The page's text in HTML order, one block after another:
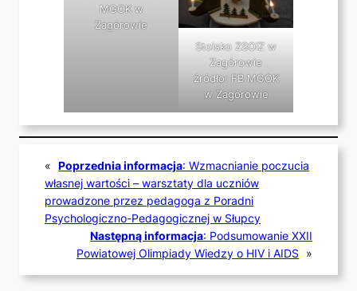
MGOK w
Zagórowie
Stoisko ZSOiZ w
Zagórowie
źródło: FB MGOK
w Zagórowie
« Poprzednia informacja: Wzmacnianie poczucia
własnej wartości – warsztaty dla uczniów
prowadzone przez pedagoga z Poradni
Psychologiczno-Pedagogicznej w Słupcy
Następną informacja: Podsumowanie XXII
Powiatowej Olimpiady Wiedzy o HIV i AIDS »